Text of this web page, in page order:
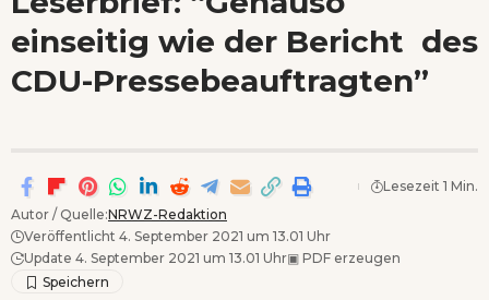
einseitig wie der Bericht des
CDU-Pressebeauftragten”
Autor / Quelle:NRWZ-Redaktion
Veröffentlicht 4. September 2021 um 13.01 Uhr
Update 4. September 2021 um 13.01 Uhr▣ PDF erzeugen
Lesezeit 1 Min.